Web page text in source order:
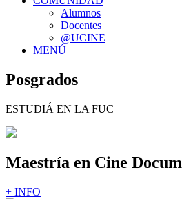
Alumnos
Docentes
@UCINE
MENÚ
Posgrados
ESTUDIÁ EN LA FUC
Maestría en Cine
+ INFO